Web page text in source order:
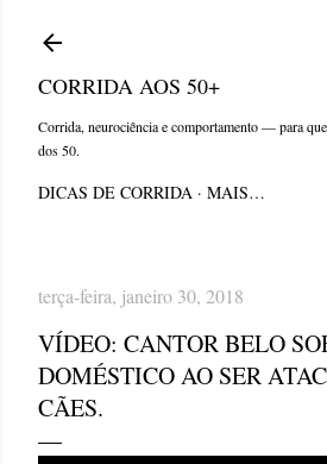
CORRIDA AOS 50+
Corrida, neurociência e comportamento — para
dos 50.
DICAS DE CORRIDA MAIS…
terça-feira, janeiro 30, 2018
VÍDEO: CANTOR BELO
DOMÉSTICO AO SER
CÃES.